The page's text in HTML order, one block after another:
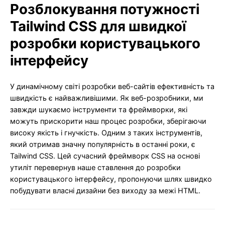
Розблокування потужності
Tailwind CSS для швидкої
розробки користувацького
інтерфейсу
У динамічному світі розробки веб-сайтів ефективність та
швидкість є найважливішими. Як веб-розробники, ми
завжди шукаємо інструменти та фреймворки, які
можуть прискорити наш процес розробки, зберігаючи
високу якість і гнучкість. Одним з таких інструментів,
який отримав значну популярність в останні роки, є
Tailwind CSS. Цей сучасний фреймворк CSS на основі
утиліт перевернув наше ставлення до розробки
користувацького інтерфейсу, пропонуючи шлях швидко
побудувати власні дизайни без виходу за межі HTML.